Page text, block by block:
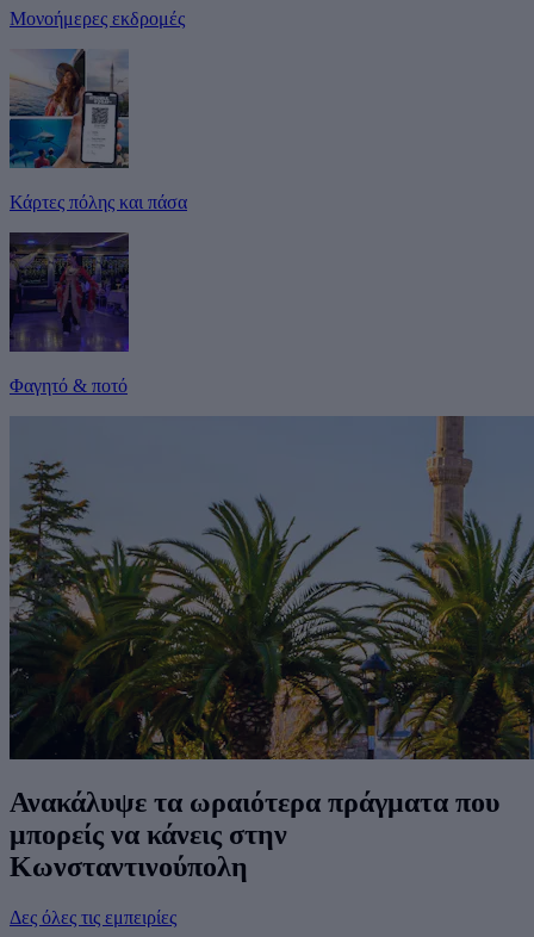
Μονοήμερες εκδρομές
Κάρτες πόλης και πάσα
Φαγητό & ποτό
Ανακάλυψε τα ωραιότερα πράγματα που
μπορείς να κάνεις στην
Κωνσταντινούπολη
Δες όλες τις εμπειρίες